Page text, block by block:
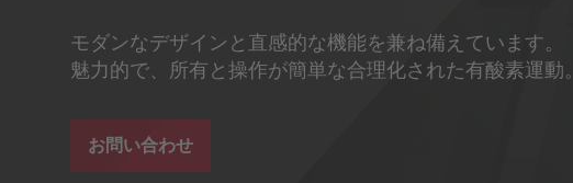
モダンなデザインと直感的な機能を兼ね備えています。
魅力的で、所有と操作が簡単な合理化された有酸素運動。
お問い合わせ